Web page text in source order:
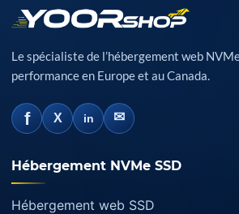
Le spécialiste de l’hébergement web
performance en Europe et au Canada.
f X in ✉
Hébergement NVMe SSD
Hébergement web SSD